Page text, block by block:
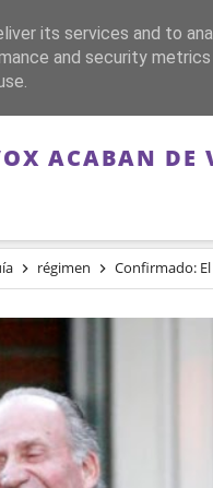
FRANQUISMO
ACABAN
régimen Confirmado: El PSOE,
its services and to
and security